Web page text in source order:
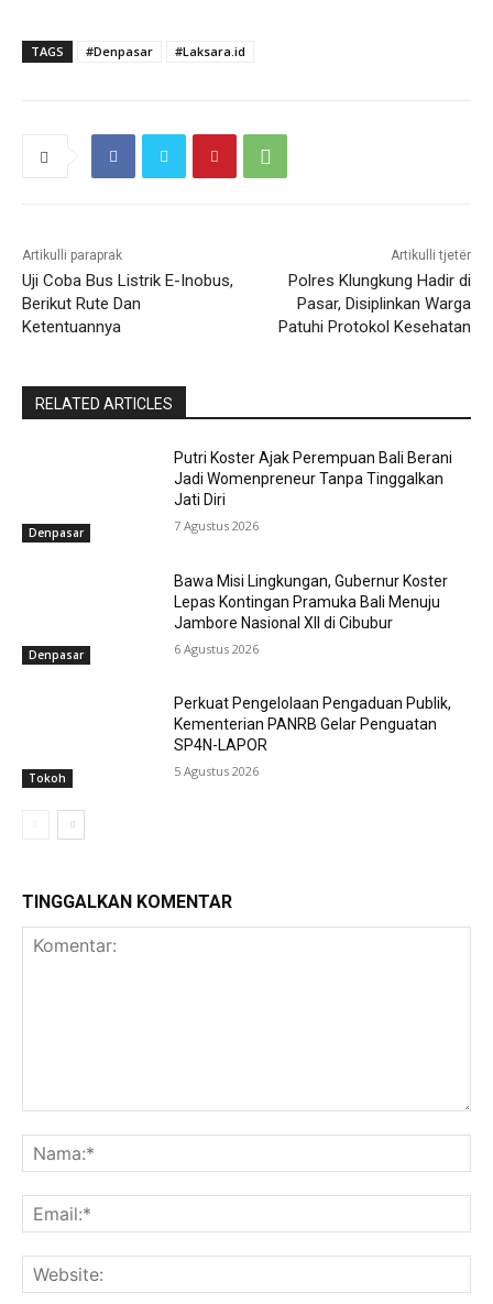
TAGS #Denpasar #Laksara.id
Artikulli paraprak
Uji Coba Bus Listrik E-Inobus,
Berikut Rute Dan
Ketentuannya
Artikulli tjetër
Polres Klungkung Hadir di
Pasar, Disiplinkan Warga
Patuhi Protokol Kesehatan
RELATED ARTICLES
Denpasar
Putri Koster Ajak Perempuan Bali Berani
Jadi Womenpreneur Tanpa Tinggalkan
Jati Diri
7 Agustus 2026
Denpasar
Bawa Misi Lingkungan, Gubernur Koster
Lepas Kontingan Pramuka Bali Menuju
Jambore Nasional XII di Cibubur
6 Agustus 2026
Tokoh
Perkuat Pengelolaan Pengaduan Publik,
Kementerian PANRB Gelar Penguatan
SP4N-LAPOR
5 Agustus 2026
TINGGALKAN KOMENTAR